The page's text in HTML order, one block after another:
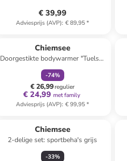
€ 39,99
Adviesprijs (AVP): € 89,95*
Chiemsee
Doorgestikte bodywarmer "Tuelso"
donkerblauw/groen
-74%
€ 26,99regulier
€ 24,99 met family
Adviesprijs (AVP): € 99,95*
Chiemsee
2-delige set: sportbeha's grijs
-33%